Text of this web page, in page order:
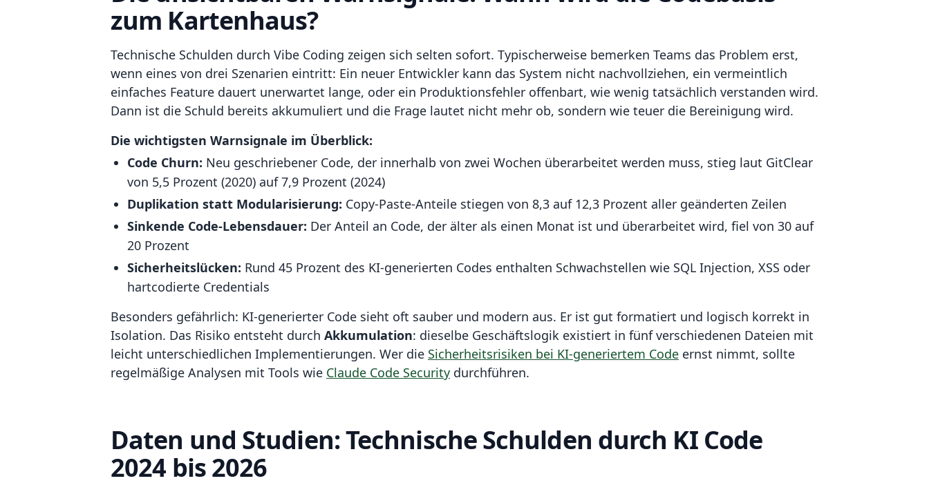
zum Kartenhaus?
Technische Schulden durch Vibe Coding zeigen sich selten sofort. Typischerweise bemerken Teams das Problem erst,
wenn eines von drei Szenarien eintritt: Ein neuer Entwickler kann das System nicht nachvollziehen, ein vermeintlich
einfaches Feature dauert unerwartet lange, oder ein Produktionsfehler offenbart, wie wenig tatsächlich verstanden wird.
Dann ist die Schuld bereits akkumuliert und die Frage lautet nicht mehr ob, sondern wie teuer die Bereinigung wird.
Die wichtigsten Warnsignale im Überblick:
Code Churn: Neu geschriebener Code, der innerhalb von zwei Wochen überarbeitet werden muss, stieg laut GitClear
von 5,5 Prozent (2020) auf 7,9 Prozent (2024)
Duplikation statt Modularisierung: Copy-Paste-Anteile stiegen von 8,3 auf 12,3 Prozent aller geänderten Zeilen
Sinkende Code-Lebensdauer: Der Anteil an Code, der älter als einen Monat ist und überarbeitet wird, fiel von 30 auf
20 Prozent
Sicherheitslücken: Rund 45 Prozent des KI-generierten Codes enthalten Schwachstellen wie SQL Injection, XSS oder
hartcodierte Credentials
Besonders gefährlich: KI-generierter Code sieht oft sauber und modern aus. Er ist gut formatiert und logisch korrekt in
Isolation. Das Risiko entsteht durch Akkumulation: dieselbe Geschäftslogik existiert in fünf verschiedenen Dateien mit
leicht unterschiedlichen Implementierungen. Wer die Sicherheitsrisiken bei KI-generiertem Code ernst nimmt, sollte
regelmäßige Analysen mit Tools wie Claude Code Security durchführen.
Daten und Studien: Technische Schulden durch KI Code
2024 bis 2026